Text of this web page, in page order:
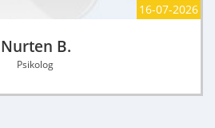
16-07-2026
Nurten B.
Psikolog